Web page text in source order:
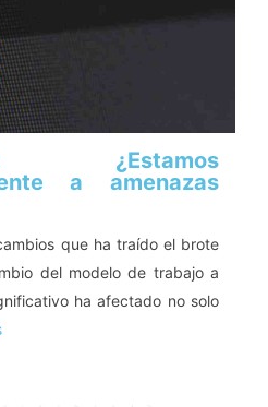
¿Estamos
a amenazas
que ha traído el brote
del modelo de trabajo a
ha afectado no solo